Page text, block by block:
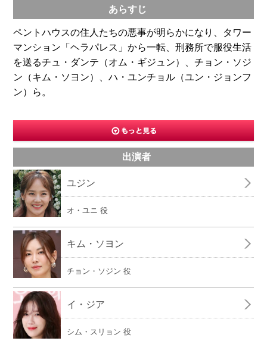
あらすじ
ペントハウスの住人たちの悪事が明らかになり、タワー
マンション「ヘラパレス」から一転、刑務所で服役生活
を送るチュ・ダンテ（オム・ギジュン）、チョン・ソジ
ン（キム・ソヨン）、ハ・ユンチョル（ユン・ジョンフ
ン）ら。
出演者
ユジン
オ・ユニ 役
キム・ソヨン
チョン・ソジン 役
イ・ジア
シム・スリョン 役